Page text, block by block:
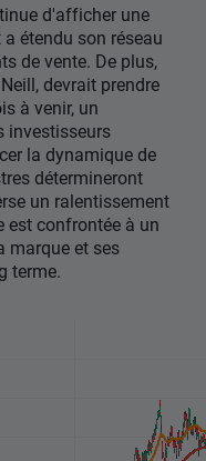
d'afficher une
étendu son réseau
de vente. De plus,
devrait prendre
à venir, un
investisseurs
la dynamique de
détermineront
un ralentissement
est confrontée à un
marque et ses
terme.